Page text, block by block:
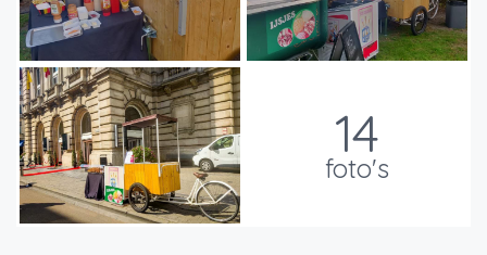
14
foto's